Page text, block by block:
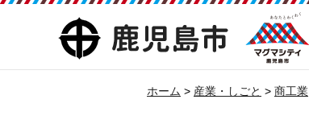
鹿児島市
マグマシティ
鹿児島市
ホーム > 産業・しごと > 商工業